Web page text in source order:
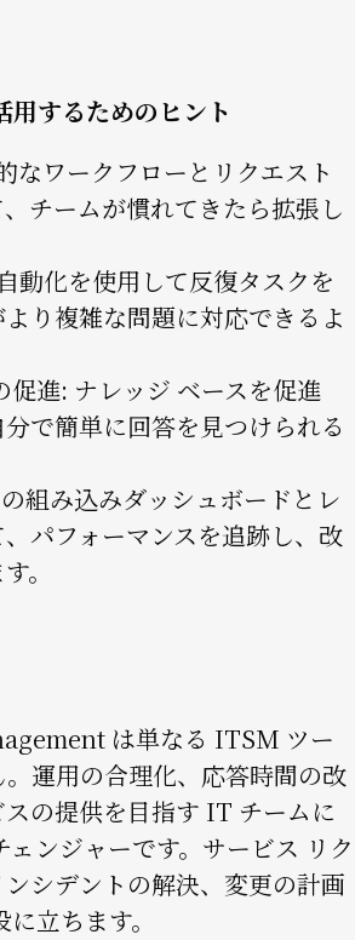
するためのヒント
なワークフローとリクエスト
チームが慣れてきたら拡張し
動化を使用して反復タスクを
り複雑な問題に対応できるよ
促進: ナレッジ ベースを促進
で簡単に回答を見つけられる
組み込みダッシュボードとレ
パフォーマンスを追跡し、改
。
は単なる ITSM ツー
運用の合理化、応答時間の改
の提供を目指す IT チームに
ェンジャーです。サービス リク
シデントの解決、変更の計画
立ちます。